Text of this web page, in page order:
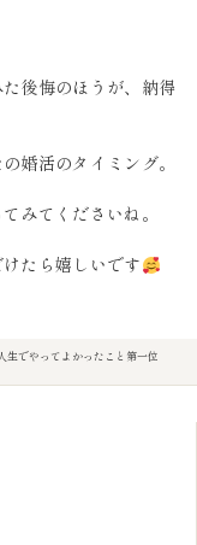
後悔のほうが、納得
婚活のタイミング。
みてくださいね。
たら嬉しいです
人生でやってよかったこと第一位